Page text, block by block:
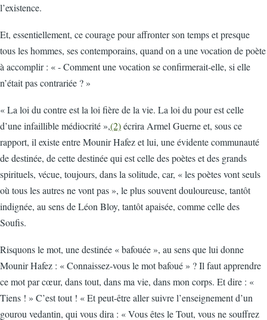
l’existence.
Et, essentiellement, ce courage pour affronter son temps et presque
tous les hommes, ses contemporains, quand on a une vocation de poète
à accomplir : « - Comment une vocation se confirmerait-elle, si elle
n’était pas contrariée ? »
« La loi du contre est la loi fière de la vie. La loi du pour est celle
d’une infaillible médiocrité »,(2)écrira Armel Guerne et, sous ce
rapport, il existe entre Mounir Hafez et lui, une évidente communauté
de destinée, de cette destinée qui est celle des poètes et des grands
spirituels, vécue, toujours, dans la solitude, car, « les poètes vont seuls
où tous les autres ne vont pas », le plus souvent douloureuse, tantôt
indignée, au sens de Léon Bloy, tantôt apaisée, comme celle des
Soufis.
Risquons le mot, une destinée « bafouée », au sens que lui donne
Mounir Hafez : « Connaissez-vous le mot bafoué » ? Il faut apprendre
ce mot par cœur, dans tout, dans ma vie, dans mon corps. Et dire : «
Tiens ! » C’est tout ! « Et peut-être aller suivre l’enseignement d’un
gourou vedantin, qui vous dira : « Vous êtes le Tout, vous ne souffrez